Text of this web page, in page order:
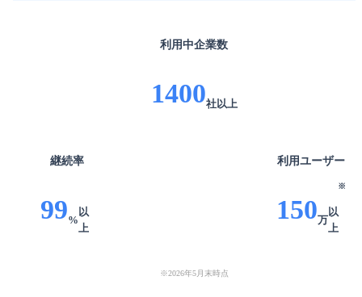
利用中企業数
1400社以上
継続率
99%
以
上
利用ユーザー
150
※
万
以
上
※2026年5月末時点